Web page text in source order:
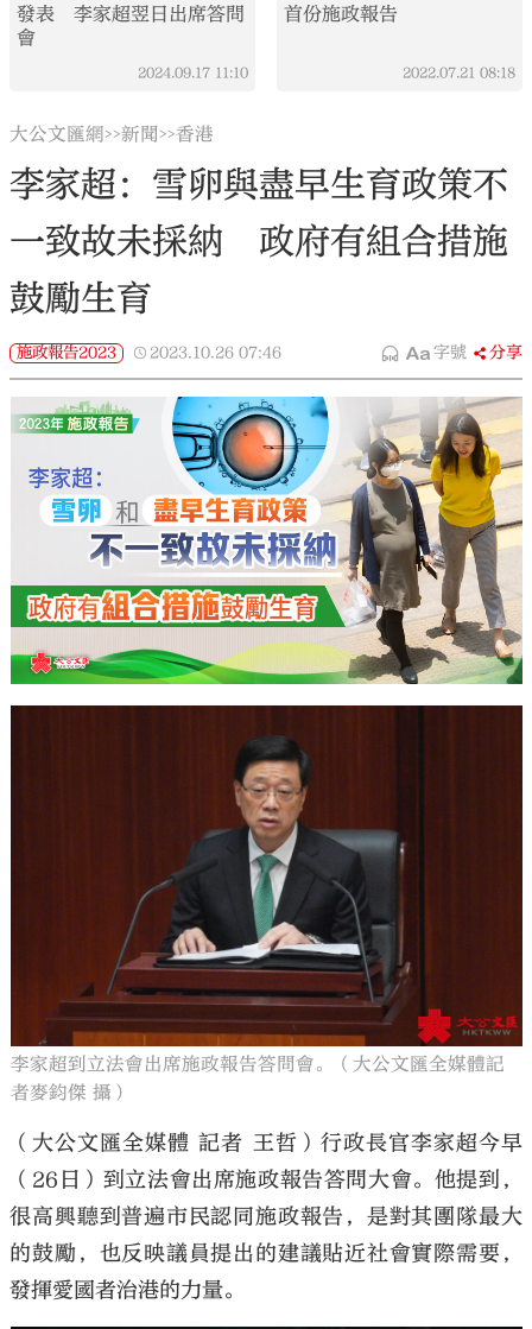
發表 李家超翌日出席答問
會
2024.09.17 11:10
首份施政報告
2022.07.21 08:18
大公文匯網>>新聞>>香港
李家超：雪卵與盡早生育政策不
一致故未採納 政府有組合措施
鼓勵生育
施政報告2023 2023.10.26 07:46 字號 分享
李家超到立法會出席施政報告答問會。（大公文匯全媒體記
者麥鈞傑 攝）
（大公文匯全媒體 記者 王哲）行政長官李家超今早
（26日）到立法會出席施政報告答問大會。他提到，
很高興聽到普遍市民認同施政報告，是對其團隊最大
的鼓勵，也反映議員提出的建議貼近社會實際需要，
發揮愛國者治港的力量。